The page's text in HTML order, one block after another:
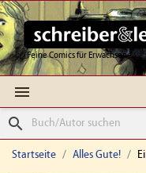
Feine Comics für Erwachsene

search
Startseite Alles Gute!